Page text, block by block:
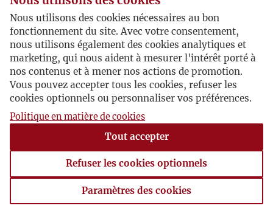
Nous utilisons des cookies nécessaires au bon
fonctionnement du site. Avec votre consentement,
nous utilisons également des cookies analytiques et
marketing, qui nous aident à mesurer l'intérêt porté à
nos contenus et à mener nos actions de promotion.
Vous pouvez accepter tous les cookies, refuser les
cookies optionnels ou personnaliser vos préférences.
Politique en matière de cookies
Tout accepter
Refuser les cookies optionnels
Paramètres des cookies
Paramètres des cookies